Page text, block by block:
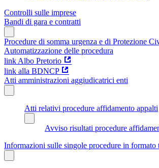
Controlli sulle imprese
Bandi di gara e contratti
Procedure di somma urgenza e di Protezione
Automatizzazione delle procedura
link Albo Pretorio
link alla BDNCP
Atti amministrazioni aggiudicatrici enti
Atti relativi procedure affidamento appalti
Avviso risultati procedure
Informazioni sulle singole procedure in formato